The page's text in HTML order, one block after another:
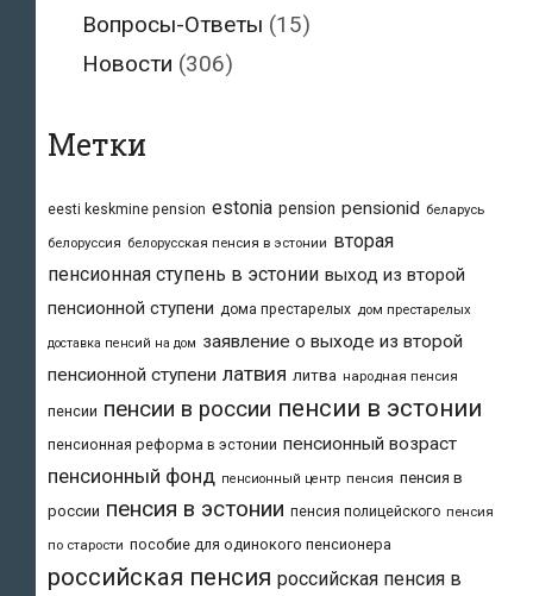
Вопросы-Ответы (15)
Новости (306)
Метки
eesti keskmine pension estonia pension pensionid беларусь
белоруссия белорусская пенсия в эстонии вторая
пенсионная ступень в эстонии выход из второй
пенсионной ступени дома престарелых дом престарелых
доставка пенсий на дом заявление о выходе из второй
пенсионной ступени латвия литва народная пенсия
пенсии пенсии в россии пенсии в эстонии
пенсионная реформа в эстонии пенсионный возраст
пенсионный фонд пенсионный центр пенсия пенсия в
россии пенсия в эстонии пенсия полицейского пенсия
по старости пособие для одинокого пенсионера
российская пенсия российская пенсия в